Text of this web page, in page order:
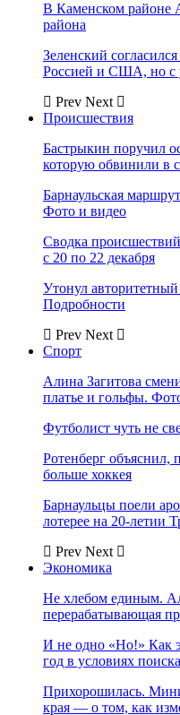
В Каменском районе
района
Зеленский
Россией и США, но с
Prev Next
Происшествия
Бастрыкин поручил
которую обвинили в
Барнаульская
Фото и видео
Сводка
с 20 по 22 декабря
Утонул
Подробности
Prev Next
Спорт
Алина Загитова
платье и гольфы.
Футболист чуть не
Ротенберг объяснил,
больше хоккея
Барнаульцы поели
лотерее на 20-летии
Prev Next
Экономика
Не хлебом единым.
перерабатывающая
И не одно «Но!» Как
год в условиях
Прихорошилась.
края — о том, как